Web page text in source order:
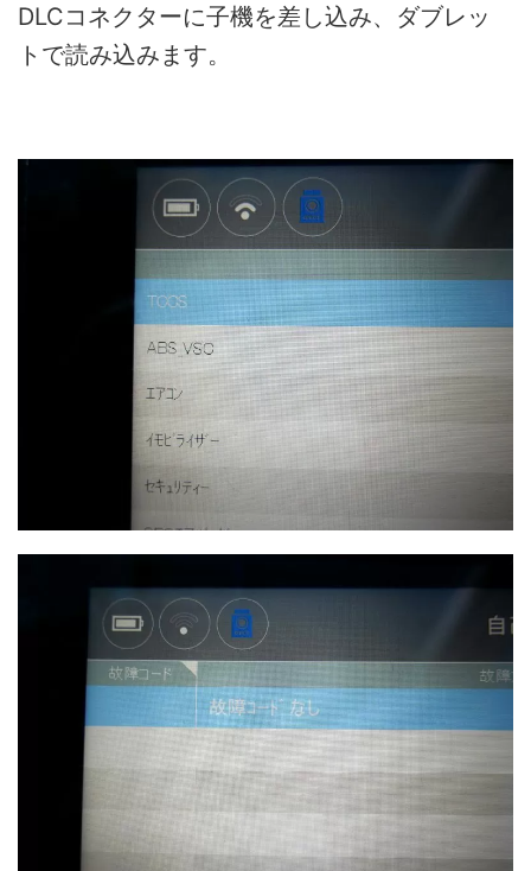
DLCコネクターに子機を差し込み、ダブレッ
トで読み込みます。